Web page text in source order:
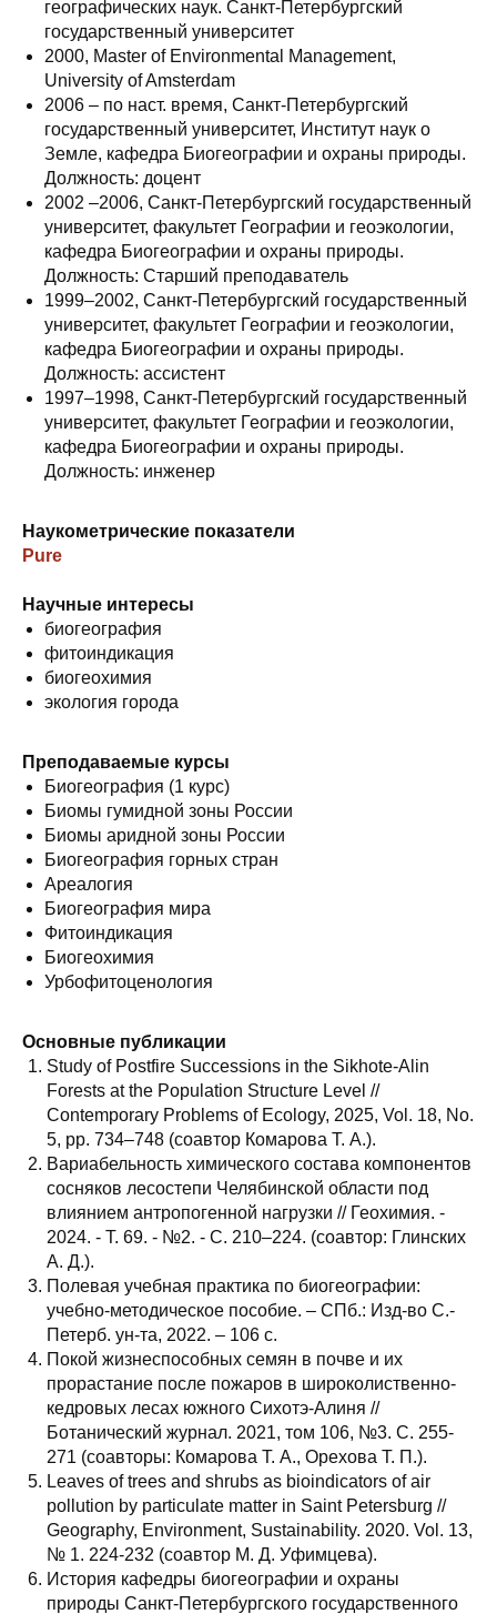
географических наук. Санкт-Петербургский
государственный университет
2000, Master of Environmental Management,
University of Amsterdam
2006 – по наст. время, Санкт-Петербургский
государственный университет, Институт наук о
Земле, кафедра Биогеографии и охраны природы.
Должность: доцент
2002 –2006, Санкт-Петербургский государственный
университет, факультет Географии и геоэкологии,
кафедра Биогеографии и охраны природы.
Должность: Старший преподаватель
1999–2002, Санкт-Петербургский государственный
университет, факультет Географии и геоэкологии,
кафедра Биогеографии и охраны природы.
Должность: ассистент
1997–1998, Санкт-Петербургский государственный
университет, факультет Географии и геоэкологии,
кафедра Биогеографии и охраны природы.
Должность: инженер
Наукометрические показатели
Pure
Научные интересы
биогеография
фитоиндикация
биогеохимия
экология города
Преподаваемые курсы
Биогеография (1 курс)
Биомы гумидной зоны России
Биомы аридной зоны России
Биогеография горных стран
Ареалогия
Биогеография мира
Фитоиндикация
Биогеохимия
Урбофитоценология
Основные публикации
Study of Postfire Successions in the Sikhote-Alin
Forests at the Population Structure Level //
Contemporary Problems of Ecology, 2025, Vol. 18, No.
5, pp. 734–748 (соавтор Комарова Т. А.).
Вариабельность химического состава компонентов
сосняков лесостепи Челябинской области под
влиянием антропогенной нагрузки // Геохимия. -
2024. - Т. 69. - №2. - C. 210–224. (соавтор: Глинских
А. Д.).
Полевая учебная практика по биогеографии:
учебно-методическое пособие. – СПб.: Изд-во С.-
Петерб. ун-та, 2022. – 106 с.
Покой жизнеспособных семян в почве и их
прорастание после пожаров в широколиственно-
кедровых лесах южного Сихотэ-Алиня //
Ботанический журнал. 2021, том 106, №3. С. 255-
271 (соавторы: Комарова Т. А., Орехова Т. П.).
Leaves of trees and shrubs as bioindicators of air
pollution by particulate matter in Saint Petersburg //
Geography, Environment, Sustainability. 2020. Vol. 13,
№ 1. 224-232 (соавтор М. Д. Уфимцева).
История кафедры биогеографии и охраны
природы Санкт-Петербургского государственного